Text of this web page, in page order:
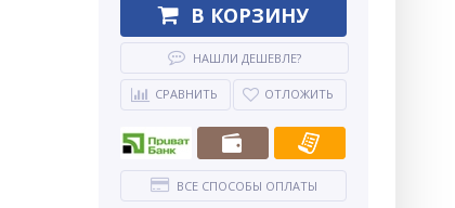
В КОРЗИНУ
НАШЛИ ДЕШЕВЛЕ?
СРАВНИТЬ ОТЛОЖИТЬ
ВСЕ СПОСОБЫ ОПЛАТЫ